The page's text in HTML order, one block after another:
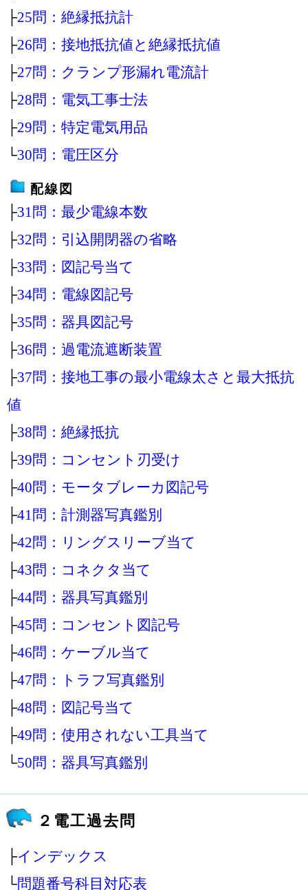
├25問：絶縁抵抗計
├26問：接地抵抗値と絶縁抵抗値
├27問：クランプ形漏れ電流計
├28問：電気工事士法
├29問：特定電気用品
└30問：電圧区分
配線図
├31問：最少電線本数
├32問：引込開閉器の省略
├33問：図記号当て
├34問：電線図記号
├35問：器具図記号
├36問：過電流遮断装置
├37問：接地工事の最小電線太さと最大抵抗
値
├38問：絶縁抵抗
├39問：コンセント刃受け
├40問：モータブレーカ図記号
├41問：計測器写真鑑別
├42問：リングスリーブ当て
├43問：コネクタ当て
├44問：器具写真鑑別
├45問：コンセント図記号
├46問：ケーブル当て
├47問：トラフ写真鑑別
├48問：図記号当て
├49問：使用されない工具当て
└50問：器具写真鑑別
２電工過去問
├インデックス
└問題番号科目対応表